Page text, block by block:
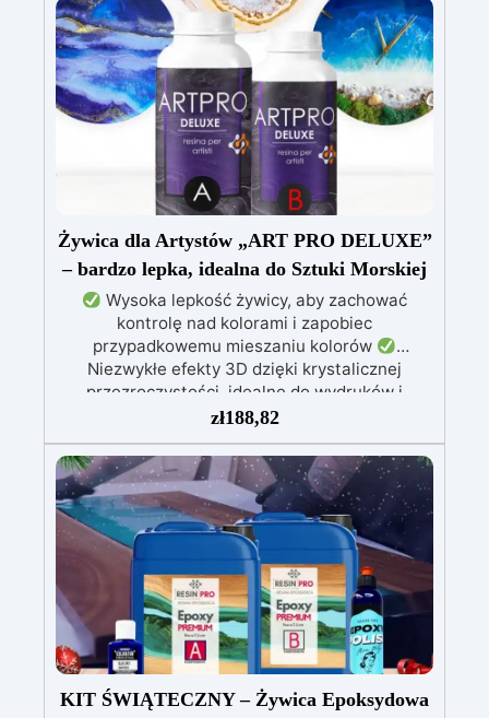
poliuretanową (1000g), którą można barwić
według uznania i ma szybki czas utwardzania
(30 minut).
Guma silikonowa w paście
(500g), łatwa do użycia z proporcją mieszania
1:1, idealna do tworzenia niestandardowych
form.
W zestawie: pasta barwiąca,
wielokrotnego użytku forma silikonowa oraz
rękawice nitrilowe.
Żywica dla Artystów „ART PRO DELUXE”
– bardzo lepka, idealna do Sztuki Morskiej
Wysoka lepkość żywicy, aby zachować
kontrolę nad kolorami i zapobiec
przypadkowemu mieszaniu kolorów
Niezwykłe efekty 3D dzięki krystalicznej
przezroczystości, idealne do wydruków i
Nie kapie: wszechstronna aplikacja
na powierzchniach pochylonych, pionowych lub
zakrzywionych, idealna do malowania i powłok
Odporna na wilgoć, z błyszczącą i ochronną
powierzchnią, odpowiednia do każdego
środowiska
Bezpieczna i bezzapachowa,
wolna od rozpuszczalników i BPA, idealna do
komfortowej i przyjemnej pracy
zł188,82
KIT ŚWIĄTECZNY – Żywica Epoksydowa